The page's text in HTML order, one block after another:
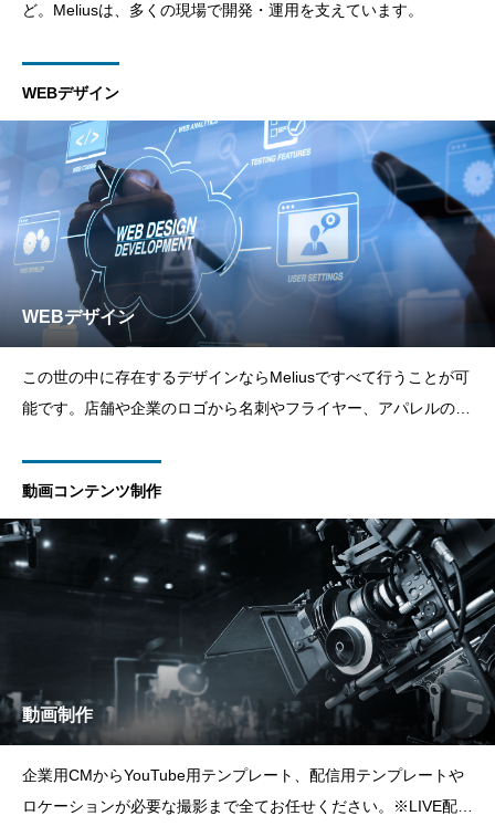
ど。Meliusは、多くの現場で開発・運用を支えています。
WEBデザイン
WEBデザイン
この世の中に存在するデザインならMeliusですべて行うことが可
能です。店舗や企業のロゴから名刺やフライヤー、アパレルのデ
動画コンテンツ制作
動画制作
企業用CMからYouTube用テンプレート、配信用テンプレートや
ロケーションが必要な撮影まで全てお任せください。※LIVE配信